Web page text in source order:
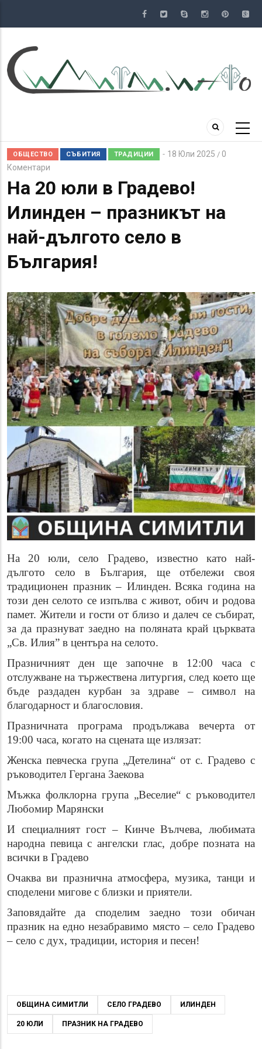
съдържание
ОБЩЕСТВО СЪБИТИЯ ТРАДИЦИИ 18 Юли 2025 / 0
Коментари
На 20 юли в Градево!
Илинден – празникът на
най-дългото село в
България!
На 20 юли, село Градево, известно катонай-
дългото село в България, ще отбележи своя
традиционен празник – Илинден. Всяка година на
този ден селото се изпълва с живот, обич и родова
памет. Жители и гости от близо и далеч се събират,
за да празнуват заедно на поляната край църквата
„Св. Илия” в центъра на селото.
Празничният ден ще започне в 12:00 часа с
отслужване на тържествена литургия, след което ще
бъде раздаден курбан за здраве – символ на
благодарност и благословия.
Празничната програма продължава вечерта от
19:00 часа, когато на сцената ще излязат:
Женска певческа група „Детелина“ от с. Градево с
ръководител Гергана Заекова
Мъжка фолклорна група „Веселие“ с ръководител
Любомир Марянски
И специалният гост – Кинче Вълчева, любимата
народна певица с ангелски глас, добре позната на
всички в Градево
Очаква ви празнична атмосфера, музика, танци и
споделени мигове с близки и приятели.
Заповядайте да споделим заедно този обичан
празник на едно незабравимо място – село Градево
– село с дух, традиции, история и песен!
ОБЩИНА СИМИТЛИ СЕЛО ГРАДЕВО ИЛИНДЕН
20 ЮЛИ ПРАЗНИК НА ГРАДЕВО